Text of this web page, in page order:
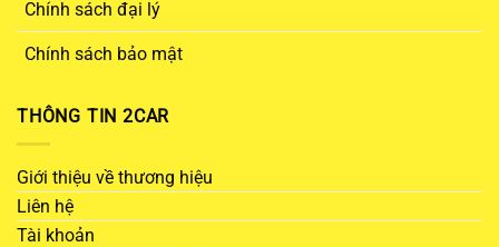
Chính sách đại lý
Chính sách bảo mật
THÔNG TIN 2CAR
Giới thiệu về thương hiệu
Liên hệ
Tài khoản